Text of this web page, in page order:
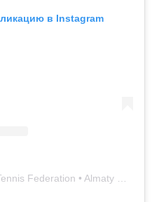
в Instagram
Публикация от Kazakhstan Tennis Federation • Almaty Open (@ktf.kz)